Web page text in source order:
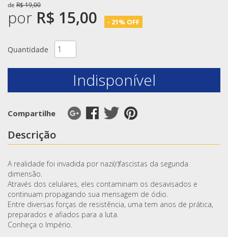
de R$ 19,00
por R$ 15,00 - 21% OFF
Quantidade
Indisponível
Compartilhe
Descrição
A realidade foi invadida por nazi(r)fascistas da segunda
dimensão.
Através dos celulares, eles contaminam os desavisados e
continuam propagando sua mensagem de ódio.
Entre diversas forças de resistência, uma tem anos de prática,
preparados e afiados para a luta.
Conheça o Império.